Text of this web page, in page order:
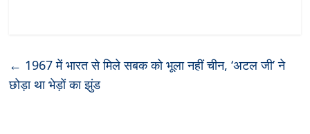
← 1967 में भारत से मिले सबक को भूला नहीं चीन, ‘अटल जी’ ने
छोड़ा था भेड़ों का झुंड